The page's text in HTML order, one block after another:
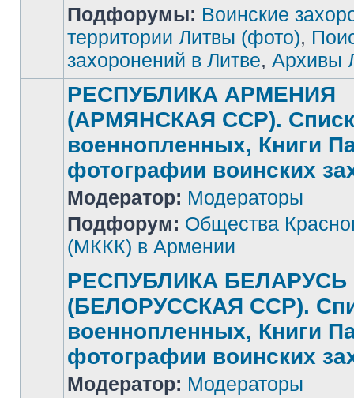
Нет
непрочитанных
Подфорумы: Воинские
территории Литвы (фото),
захоронений в Литве, Архивы
непрочитанных
сообщений
РЕСПУБЛИКА АРМЕНИЯ
(АРМЯНСКАЯ ССР).
военнопленных, Книги
фотографии воинских
Модератор: Модераторы
Подфорум: Общества
(МККК) в Армении
РЕСПУБЛИКА БЕЛАРУСЬ
(БЕЛОРУССКАЯ ССР).
военнопленных, Книги
фотографии воинских
Модератор: Модераторы